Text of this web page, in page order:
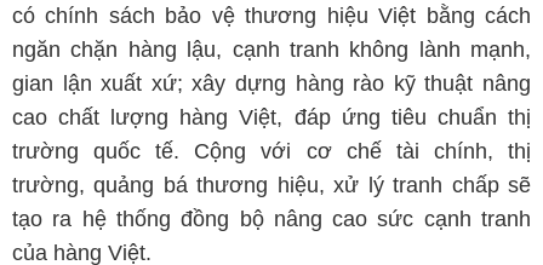
có chính sách bảo vệ thương hiệu Việt bằng cách
ngăn chặn hàng lậu, cạnh tranh không lành mạnh,
gian lận xuất xứ; xây dựng hàng rào kỹ thuật nâng
cao chất lượng hàng Việt, đáp ứng tiêu chuẩn thị
trường quốc tế. Cộng với cơ chế tài chính, thị
trường, quảng bá thương hiệu, xử lý tranh chấp sẽ
tạo ra hệ thống đồng bộ nâng cao sức cạnh tranh
của hàng Việt.